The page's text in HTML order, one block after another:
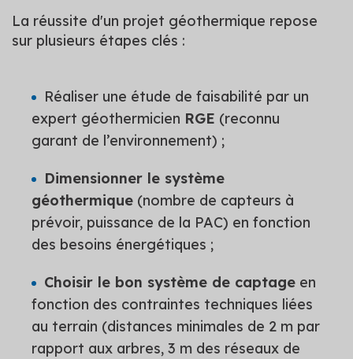
La réussite d'un projet géothermique repose
sur plusieurs étapes clés :
Réaliser une étude de faisabilité par un
expert géothermicien RGE (reconnu
garant de l’environnement) ;
Dimensionner le système
géothermique (nombre de capteurs à
prévoir, puissance de la PAC) en fonction
des besoins énergétiques ;
Choisir le bon système de captage en
fonction des contraintes techniques liées
au terrain (distances minimales de 2 m par
rapport aux arbres, 3 m des réseaux de